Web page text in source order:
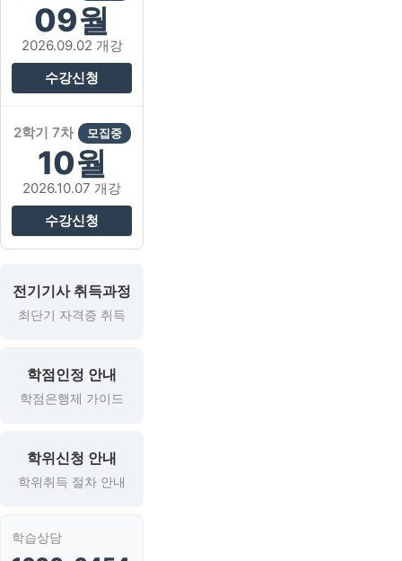
09월
2026.09.02 개강
수강신청
2학기 7차 모집중
10월
2026.10.07 개강
수강신청
전기기사 취득과정
최단기 자격증 취득
학점인정 안내
학점은행제 가이드
학위신청 안내
학위취득 절차 안내
학습상담